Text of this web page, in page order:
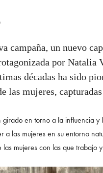
campaña, un nuevo
por
décadas ha sido
las mujeres,
en torno a la influencia
las mujeres en su entorno
mujeres con las que trabajo